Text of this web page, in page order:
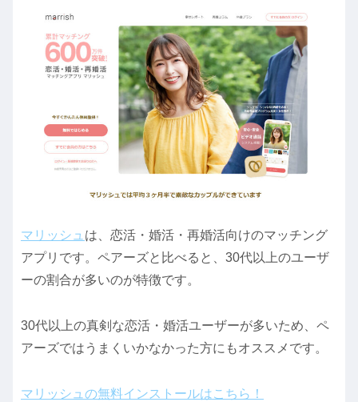
マリッシュ は、恋活・婚活・再婚活向けのマッチング
アプリです。ペアーズと比べると、30代以上のユーザ
ーの割合が多いのが特徴です。
30代以上の真剣な恋活・婚活ユーザーが多いため、ペ
アーズではうまくいかなかった方にもオススメです。
マリッシュの無料インストールはこちら！